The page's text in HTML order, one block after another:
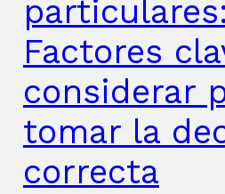
particulares:
Factores
considerar
tomar la
correcta